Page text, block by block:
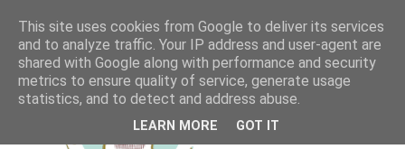
This site uses cookies from Google to deliver its services
and to analyze traffic. Your IP address and user-agent are
shared with Google along with performance and security
metrics to ensure quality of service, generate usage
statistics, and to detect and address abuse.
LEARN MORE GOT IT